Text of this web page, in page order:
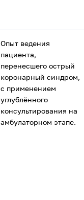
Опыт ведения
пациента,
перенесшего острый
коронарный синдром,
с применением
углублённого
консультирования на
амбулаторном этапе.